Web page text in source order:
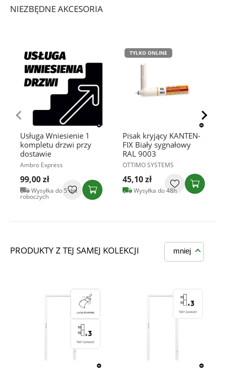
NIEZBĘDNE AKCESORIA
Usługa Wniesienie 1
kompletu drzwi przy
dostawie
Ambro Express
99,00 zł
Wysyłka do 5 dni
roboczych
TYLKO ONLINE
Pisak kryjący KANTEN-
FIX Biały sygnałowy
RAL 9003
OTTIMO SYSTEMS
45,10 zł
Wysyłka do 48h
PRODUKTY Z TEJ SAMEJ KOLEKCJI mniej